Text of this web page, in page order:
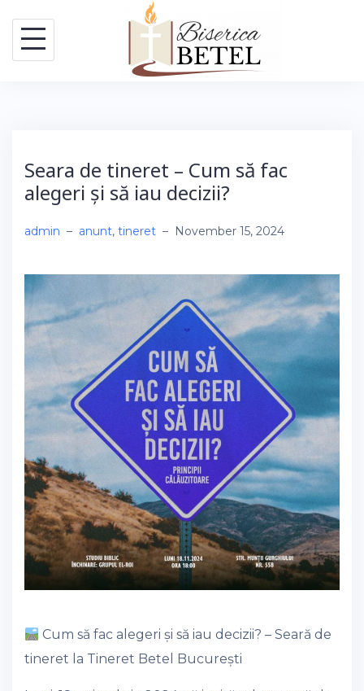
content
Seara de tineret – Cum să fac
alegeri și să iau decizii?
admin – anunt, tineret – November 15, 2024
Cum să fac alegeri și să iau decizii? – Seară de
tineret la Tineret Betel București